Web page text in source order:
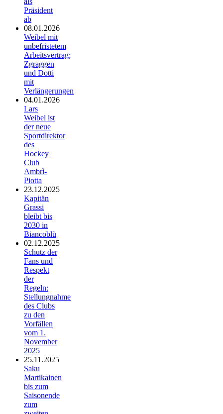
Präsident
ab
08.01.2026
Weibel mit
unbefristetem
Arbeitsvertrag;
Zgraggen
und Dotti
mit
Verlängerungen
04.01.2026
Lars
Weibel ist
der neue
Sportdirektor
des
Hockey
Club
Ambrì-
Piotta
23.12.2025
Kapitän
Grassi
bleibt bis
2030 in
Biancoblù
02.12.2025
Schutz der
Fans und
Respekt
der
Regeln:
Stellungnahme
des Clubs
zu den
Vorfällen
vom 1.
November
2025
25.11.2025
Saku
Martikainen
bis zum
Saisonende
zum